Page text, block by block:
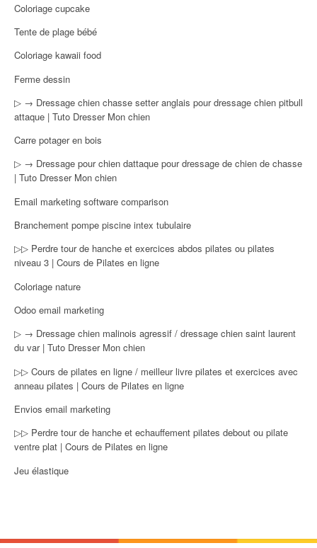
Coloriage cupcake
Tente de plage bébé
Coloriage kawaii food
Ferme dessin
▷ → Dressage chien chasse setter anglais pour dressage chien pitbull
attaque | Tuto Dresser Mon chien
Carre potager en bois
▷ → Dressage pour chien dattaque pour dressage de chien de chasse
| Tuto Dresser Mon chien
Email marketing software comparison
Branchement pompe piscine intex tubulaire
▷▷ Perdre tour de hanche et exercices abdos pilates ou pilates
niveau 3 | Cours de Pilates en ligne
Coloriage nature
Odoo email marketing
▷ → Dressage chien malinois agressif / dressage chien saint laurent
du var | Tuto Dresser Mon chien
▷▷ Cours de pilates en ligne / meilleur livre pilates et exercices avec
anneau pilates | Cours de Pilates en ligne
Envios email marketing
▷▷ Perdre tour de hanche et echauffement pilates debout ou pilate
ventre plat | Cours de Pilates en ligne
Jeu élastique